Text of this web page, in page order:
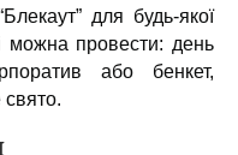
для будь-якої
можна провести: день
або бенкет,